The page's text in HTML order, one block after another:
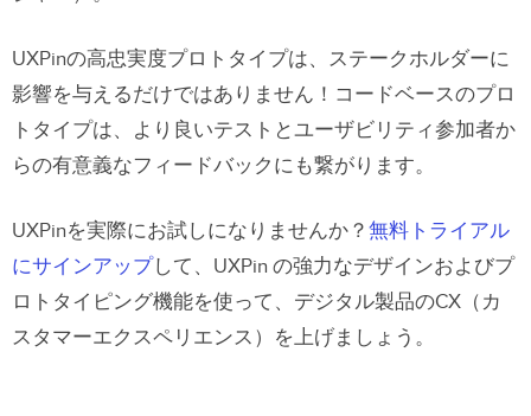
UXPinの高忠実度プロトタイプは、ステークホルダーに
影響を与えるだけではありません！コードベースのプロ
トタイプは、より良いテストとユーザビリティ参加者か
らの有意義なフィードバックにも繋がります。
UXPinを実際にお試しになりませんか？ 無料トライアル
にサインアップして、UXPin の強力なデザインおよびプ
ロトタイピング機能を使って、デジタル製品のCX（カ
スタマーエクスペリエンス）を上げましょう。